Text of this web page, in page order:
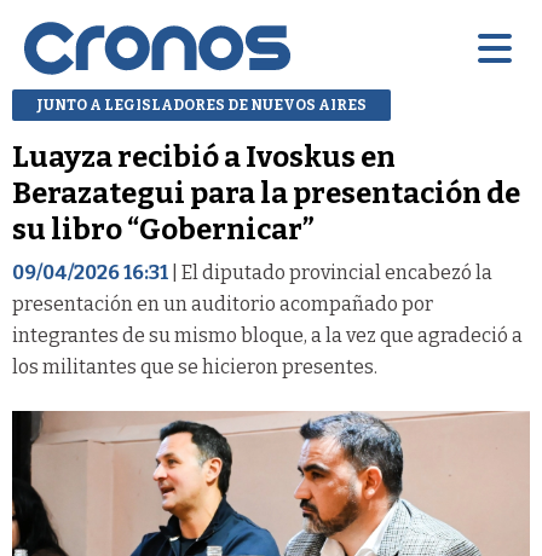
JUNTO A LEGISLADORES DE NUEVOS AIRES
Luayza recibió a Ivoskus en
Berazategui para la presentación de
su libro “Gobernicar”
09/04/2026 16:31 | El diputado provincial encabezó la
presentación en un auditorio acompañado por
integrantes de su mismo bloque, a la vez que agradeció a
los militantes que se hicieron presentes.